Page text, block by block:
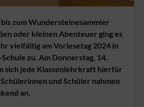
bis zum Wundersteinesammler
oder kleinen Abenteuer ging es
vielfältig am Vorlesetag 2024 in
zu. Am Donnerstag, 14.
sich jede Klassenlehrkraft hierfür
und Schüler nahmen
an.